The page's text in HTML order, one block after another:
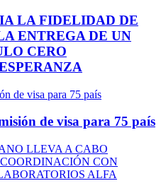
LA FIDELIDAD DE
ENTREGA DE UN
CERO
de visa para 75 país